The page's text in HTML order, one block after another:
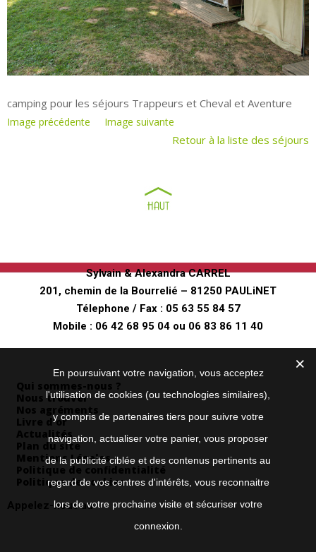
camping pour les séjours Trappeurs et Cheval et Aventure
Image précédente Image suivante
Retour à la liste des séjours
Sylvain & Alexandra CARREL
201, chemin de la Bourrelié – 81250 PAULiNET
Télephone / Fax : 05 63 55 84 57
Mobile : 06 42 68 95 04 ou 06 83 86 11 40
Informations
Qui sommes-nous ?
Nous trouver
Nos agréments
Livre d’or
Actualités
Plan du site
Mentions Légales
Politique de confidentialité
Politique de cookies
Appelez-nous au
En poursuivant votre navigation, vous acceptez
l'utilisation de cookies (ou technologies similaires),
y compris de partenaires tiers pour suivre votre
navigation, actualiser votre panier, vous proposer
de la publicité ciblée et des contenus pertinents au
regard de vos centres d'intérêts, vous reconnaitre
lors de votre prochaine visite et sécuriser votre
connexion.